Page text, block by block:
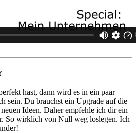
hast, dann wird es in ein paar
sein. Du brauchst ein Upgrade auf die
Ideen. Daher empfehle ich dir ein
So wirklich von Null weg loslegen. Ich